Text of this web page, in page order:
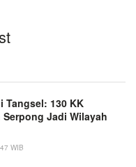
Tangsel: 130 KK
Jadi Wilayah
WIB